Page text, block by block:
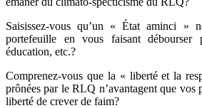
Saisissez-vous qu’un « État aminci »
portefeuille en vous faisant débourser
éducation, etc.?
Comprenez-vous que la « liberté et la
prônées par le RLQ n’avantagent que vos
liberté de crever de faim?